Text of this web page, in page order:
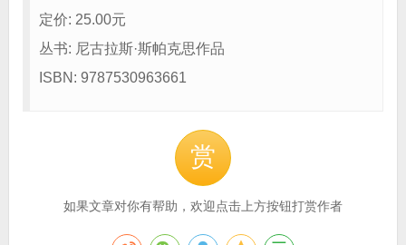
定价: 25.00元
丛书: 尼古拉斯·斯帕克思作品
ISBN: 9787530963661
赏
如果文章对你有帮助，欢迎点击上方按钮打赏作者